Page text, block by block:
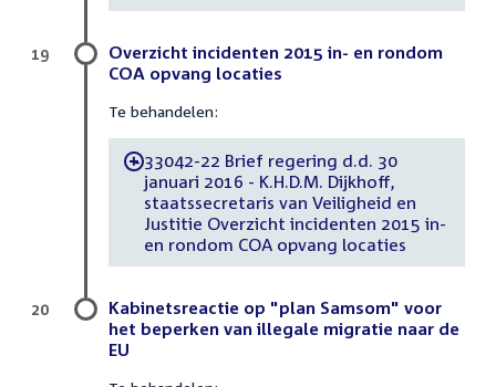
Overzicht incidenten 2015 in- en rondom
COA opvang locaties
Te behandelen:
-33042-22 Brief regering d.d. 30
januari 2016 - K.H.D.M. Dijkhoff,
staatssecretaris van Veiligheid en
Justitie Overzicht incidenten 2015 in-
en rondom COA opvang locaties
19
Kabinetsreactie op "plan Samsom" voor
het beperken van illegale migratie naar de
EU
20